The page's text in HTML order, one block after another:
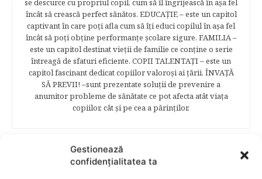
Gestionează
confidențialitatea ta
se descurce cu propriul copil, cum să îl îngrijească în aşa fel
încât să crească perfect sănătos. EDUCAŢIE – este un capitol
captivant în care poţi afla cum să îţi educi copilul în aşa fel
încât să poţi obţine performanţe şcolare sigure. FAMILIA –
este un capitol destinat vieţii de familie ce conţine o serie
întreagă de sfaturi eficiente. COPII TALENTAŢI – este un
capitol fascinant dedicat copiilor valoroși ai țării. ÎNVAŢĂ
SĂ PREVII! –sunt prezentate soluţii de prevenire a
anumitor probleme de sănătate ce pot afecta atât viaţa
copiilor, cât şi pe cea a părinţilor.
RELATED POSTS